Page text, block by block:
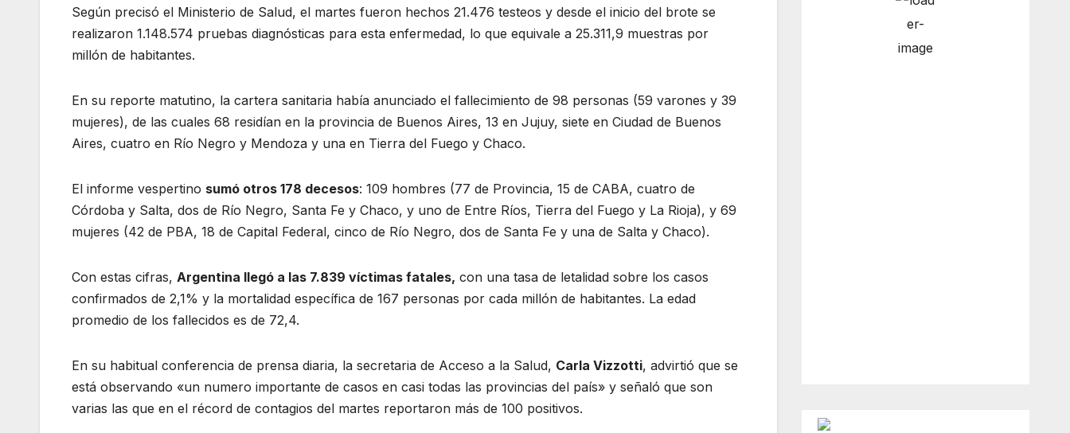
Según precisó el Ministerio de Salud, el martes fueron hechos 21.476 testeos y desde el inicio del brote se
realizaron 1.148.574 pruebas diagnósticas para esta enfermedad, lo que equivale a 25.311,9 muestras por
millón de habitantes.
En su reporte matutino, la cartera sanitaria había anunciado el fallecimiento de 98 personas (59 varones y 39
mujeres), de las cuales 68 residían en la provincia de Buenos Aires, 13 en Jujuy, siete en Ciudad de Buenos
Aires, cuatro en Río Negro y Mendoza y una en Tierra del Fuego y Chaco.
El informe vespertino sumó otros 178 decesos: 109 hombres (77 de Provincia, 15 de CABA, cuatro de
Córdoba y Salta, dos de Río Negro, Santa Fe y Chaco, y uno de Entre Ríos, Tierra del Fuego y La Rioja), y 69
mujeres (42 de PBA, 18 de Capital Federal, cinco de Río Negro, dos de Santa Fe y una de Salta y Chaco).
Con estas cifras, Argentina llegó a las 7.839 víctimas fatales, con una tasa de letalidad sobre los casos
confirmados de 2,1% y la mortalidad específica de 167 personas por cada millón de habitantes. La edad
promedio de los fallecidos es de 72,4.
En su habitual conferencia de prensa diaria, la secretaria de Acceso a la Salud, Carla Vizzotti, advirtió que se
está observando «un numero importante de casos en casi todas las provincias del país» y señaló que son
varias las que en el récord de contagios del martes reportaron más de 100 positivos.